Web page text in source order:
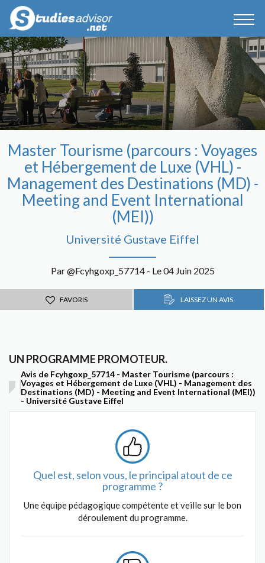
Master Tourisme (parcours : Voyages
et Hébergement de Luxe (VHL) -
Management des Destinations (MD) -
Meeting and Event International
(MEI))
Université Gustave Eiffel
Par @Fcyhgoxp_57714 - Le 04 Juin 2025
FAVORIS LAISSEZ UN AVIS
UN PROGRAMME PROMOTEUR.
Avis de Fcyhgoxp_57714 - Master Tourisme (parcours :
Voyages et Hébergement de Luxe (VHL) - Management des
Destinations (MD) - Meeting and Event International (MEI))
- Université Gustave Eiffel
Quel est, selon vous, le principal atout de ce
programme ?
Une équipe pédagogique compétente et veille sur le bon
déroulement du programme.